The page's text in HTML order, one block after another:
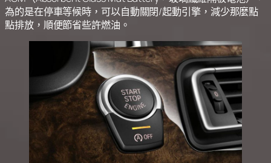
為的是在停車等候時，可以自動關閉/起動引擎，減少那麼點
點排放，順便節省些許燃油。